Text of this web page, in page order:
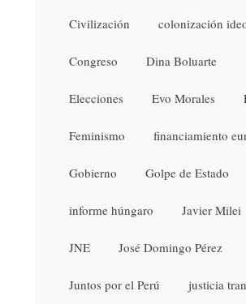
Civilización colonización
Congreso Dina Boluarte
Elecciones Evo Morales
Feminismo financiamiento
Gobierno Golpe de Estado
informe húngaro Javier Milei
JNE José Domingo Pérez
Juntos por el Perú justicia